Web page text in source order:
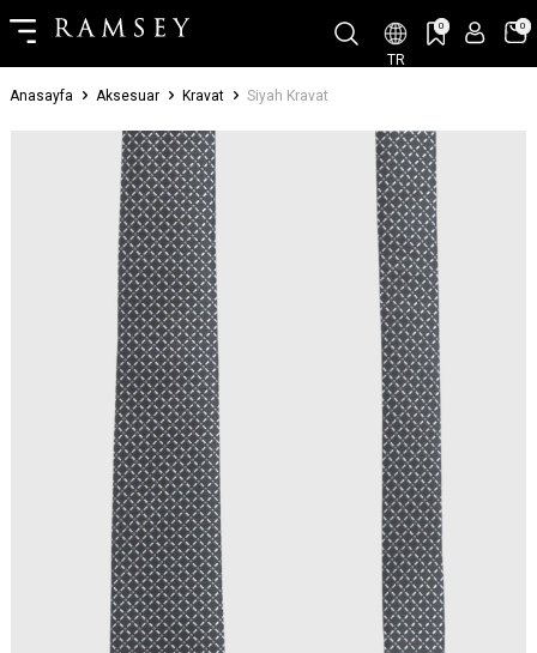
TR
0 0
Anasayfa Aksesuar Kravat Siyah Kravat